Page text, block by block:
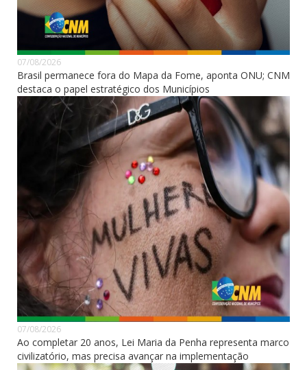
07/08/2026
Brasil permanece fora do Mapa da Fome, aponta ONU; CNM
destaca o papel estratégico dos Municípios
07/08/2026
Ao completar 20 anos, Lei Maria da Penha representa marco
civilizatório, mas precisa avançar na implementação